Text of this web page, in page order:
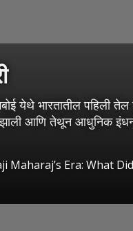
येथे भारतातील पहिली तेल
आणि तेथून आधुनिक
Maharaj’s Era: What